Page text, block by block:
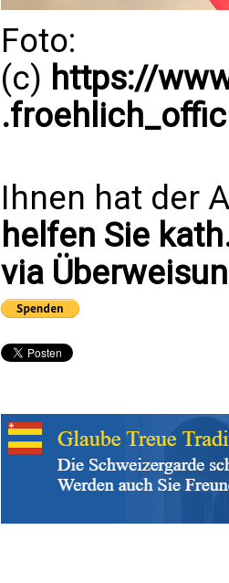
Foto:
(c) https://
Ihnen hat der
helfen Sie
via